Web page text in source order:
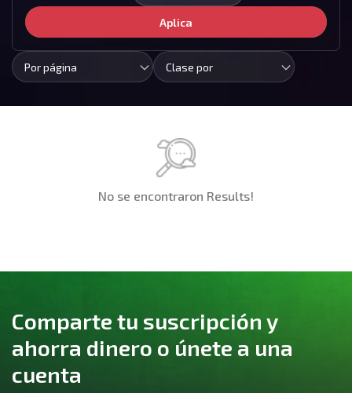
Aplica
Por página Clase por
No se encontraron Results!
Comparte tu suscripción y
ahorra dinero o únete a una
cuenta